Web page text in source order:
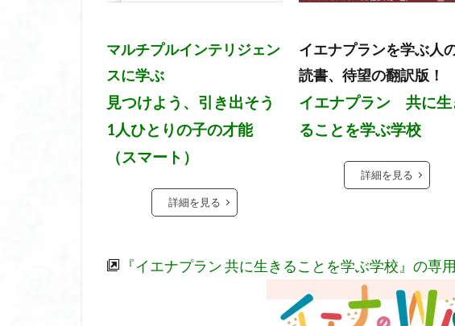
マルチプルインテリジェン
スに学ぶ
見つけよう、引き出そう
1人ひとりの子の才能
（スマート）
詳細を見る
イエナプランを学ぶ人
読書、待望の翻訳版！
イエナプラン 共に生
ることを学ぶ学校
詳細を見る
『イエナプラン 共に生きることを学ぶ学校』の専